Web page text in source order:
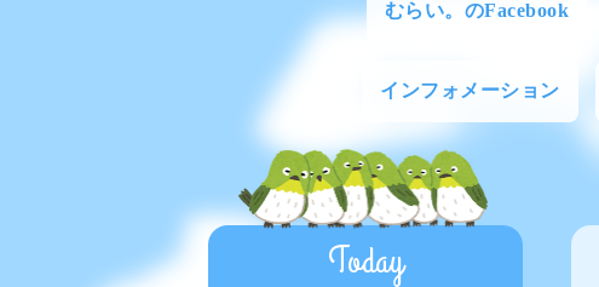
むらい。のFacebook
インフォメーション
Today